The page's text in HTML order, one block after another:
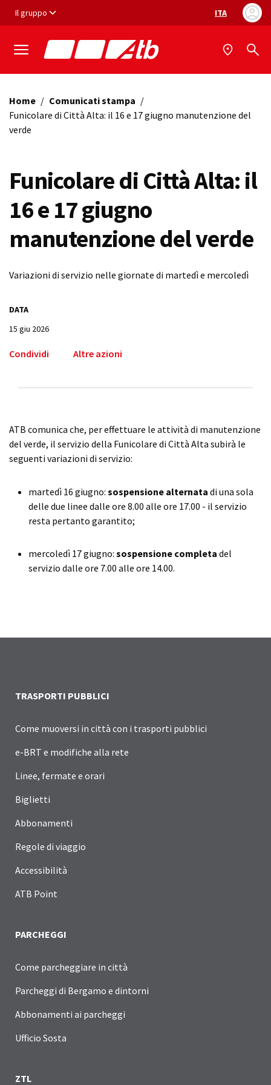
Vai ai contenuti
Vai al footer
Il gruppo Selezione
ITA
Home / Comunicati stampa /
Funicolare di Città Alta: il 16 e 17 giugno manutenzione del
verde
Funicolare di Città Alta: il
16 e 17 giugno
manutenzione del verde
Variazioni di servizio nelle giornate di martedì e mercoledì
DATA
15 giu 2026
Condividi Altre azioni
ATB comunica che, per effettuare le attività di manutenzione
del verde, il servizio della Funicolare di Città Alta subirà le
seguenti variazioni di servizio:
martedì 16 giugno: sospensione alternata di una sola
delle due linee dalle ore 8.00 alle ore 17.00 - il servizio
resta pertanto garantito;
mercoledì 17 giugno: sospensione completa del
servizio dalle ore 7.00 alle ore 14.00.
TRASPORTI PUBBLICI
Come muoversi in città con i trasporti pubblici
e-BRT e modifiche alla rete
Linee, fermate e orari
Biglietti
Abbonamenti
Regole di viaggio
Accessibilità
ATB Point
PARCHEGGI
Come parcheggiare in città
Parcheggi di Bergamo e dintorni
Abbonamenti ai parcheggi
Ufficio Sosta
ZTL